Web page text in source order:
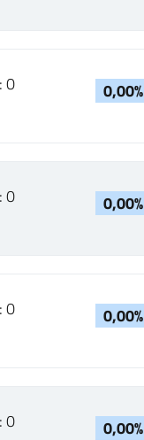
0 0,00%
0 0,00%
0 0,00%
0 0,00%